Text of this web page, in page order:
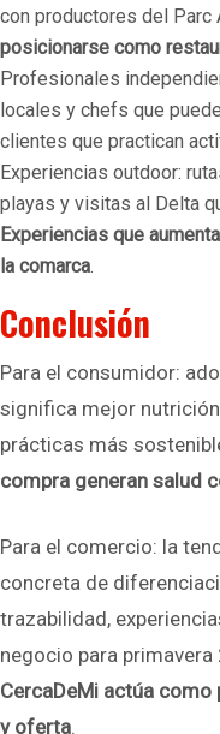
con productores del Parc
posicionarse como
Profesionales
locales y chefs que
clientes que practican
Experiencias outdoor:
playas y visitas al Delta
Experiencias que
la comarca.
Conclusión
Para el consumidor:
significa mejor
prácticas más
compra generan salud
Para el comercio: la
concreta de
trazabilidad,
negocio para
CercaDeMi actúa
y oferta.